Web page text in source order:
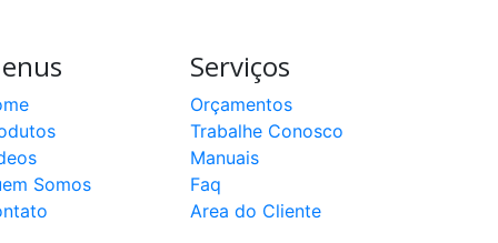
Somos
Serviços
Orçamentos
Trabalhe Conosco
Manuais
Faq
Area do Cliente